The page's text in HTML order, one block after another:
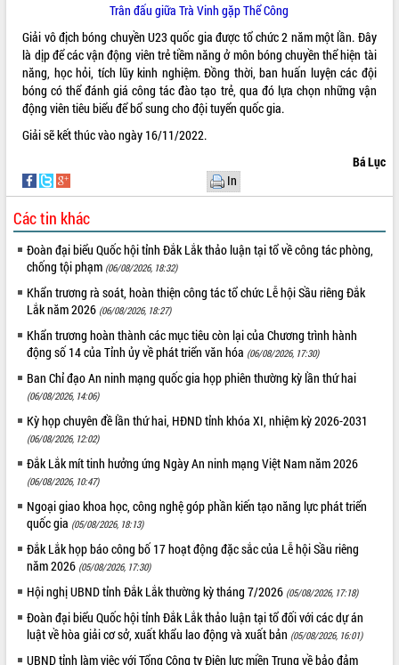
Khám bệnh, cấp phát thuốc miễn phí
và tặng quà người dân xã Cư Pui
Hội nghị UBND tỉnh Đắk Lắk thường kỳ
tháng 7/2026
Lao động
vụ 6 tháng cuối năm 2026
Kỳ họp thứ Hai, Hội đồng nhân dân
tỉnh khóa XI quyết nghị nhiều nội dung
quan trọng
Bí thư Tỉnh ủy Lương Nguyễn Minh
Triết thăm, tặng quà người có công với
cách mạng
Rà soát, hoàn thiện hệ thống thiết chế
văn hóa, thể thao đáp ứng yêu cầu
phát triển mới
Thường trực HĐND tỉnh Đắk Lắk gặp
mặt Đoàn chuyên gia y tế TP. Hồ Chí
Minh
Lễ truy điệu và an táng hài cốt liệt sĩ
Bàn giải pháp tháo gỡ khó khăn trong
xuất khẩu sầu riêng và triển khai quy
định EUDR
Thứ trưởng Bộ Nông nghiệp và Môi
trường Nguyễn Hoàng Hiệp khảo sát
vùng trồng và doanh nghiệp đóng gói
sầu riêng tại Đắk Lắk
Trình diễn nghệ thuật chế biến các
LIÊN KẾT WEB
THỐNG KÊ TRUY CẬP
Hôm nay: 23360
Tất cả: 66036100
Trân đấu giữa Trà Vinh gặp Thể Công
Giải vô địch bóng chuyền U23 quốc gia được tổ chức 2 năm một lần. Đây
là dịp để các vận động viên trẻ tiềm năng ở môn bóng chuyền thể hiện tài
năng, học hỏi, tích lũy kinh nghiệm. Đồng thời, ban huấn luyện các đội
bóng có thể đánh giá công tác đào tạo trẻ, qua đó lựa chọn những vận
động viên tiêu biểu để bổ sung cho đội tuyển quốc gia.
Giải sẽ kết thúc vào ngày 16/11/2022.
Bá Lục
In
Các tin khác
Đoàn đại biểu Quốc hội tỉnh Đắk Lắk thảo luận tại tổ về công tác phòng,
chống tội phạm (06/08/2026, 18:32)
Khẩn trương rà soát, hoàn thiện công tác tổ chức Lễ hội Sầu riêng Đắk
Lắk năm 2026 (06/08/2026, 18:27)
Khẩn trương hoàn thành các mục tiêu còn lại của Chương trình hành
động số 14 của Tỉnh ủy về phát triển văn hóa (06/08/2026, 17:30)
Ban Chỉ đạo An ninh mạng quốc gia họp phiên thường kỳ lần thứ hai
(06/08/2026, 14:06)
Kỳ họp chuyên đề lần thứ hai, HĐND tỉnh khóa XI, nhiệm kỳ 2026-2031
(06/08/2026, 12:02)
Đắk Lắk mít tinh hưởng ứng Ngày An ninh mạng Việt Nam năm 2026
(06/08/2026, 10:47)
Ngoại giao khoa học, công nghệ góp phần kiến tạo năng lực phát triển
quốc gia (05/08/2026, 18:13)
Đắk Lắk họp báo công bố 17 hoạt động đặc sắc của Lễ hội Sầu riêng
năm 2026 (05/08/2026, 17:30)
Hội nghị UBND tỉnh Đắk Lắk thường kỳ tháng 7/2026 (05/08/2026, 17:18)
Đoàn đại biểu Quốc hội tỉnh Đắk Lắk thảo luận tại tổ đối với các dự án
luật về hòa giải cơ sở, xuất khẩu lao động và xuất bản (05/08/2026, 16:01)
UBND tỉnh làm việc với Tổng Công ty Điện lực miền Trung về bảo đảm